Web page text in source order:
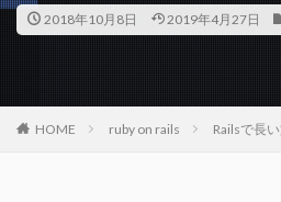
2018年10月8日 2019年4月27日
HOME ruby on rails Railsで長